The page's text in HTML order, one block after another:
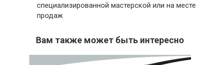
специализированной мастерской или на месте
продаж
Вам также может быть интересно